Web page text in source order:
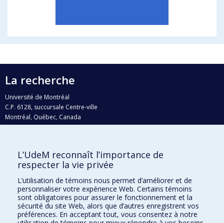
La recherche
Université de Montréal
C.P. 6128, succursale Centre-ville
Montréal, Québec, Canada
H3C 3J7
Qui fait quoi?
Nous trouver
Plan du site
Accessibilité
L’UdeM reconnaît l’importance de
respecter la vie privée
L’utilisation de témoins nous permet d’améliorer et de
personnaliser votre expérience Web. Certains témoins
sont obligatoires pour assurer le fonctionnement et la
sécurité du site Web, alors que d’autres enregistrent vos
préférences. En acceptant tout, vous consentez à notre